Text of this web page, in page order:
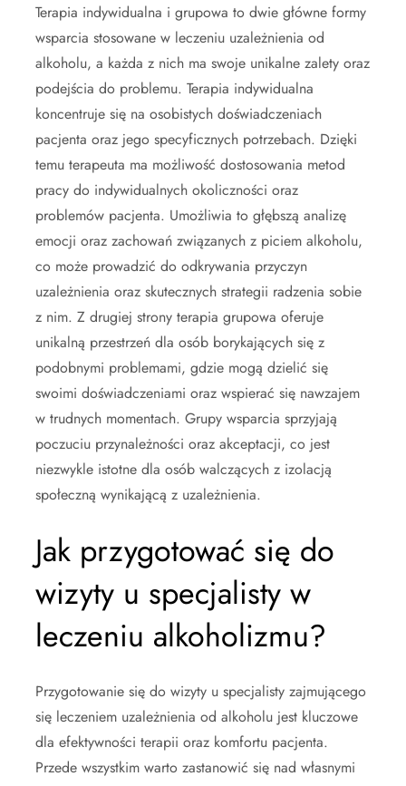
Terapia indywidualna i grupowa to dwie główne formy
wsparcia stosowane w leczeniu uzależnienia od
alkoholu, a każda z nich ma swoje unikalne zalety oraz
podejścia do problemu. Terapia indywidualna
koncentruje się na osobistych doświadczeniach
pacjenta oraz jego specyficznych potrzebach. Dzięki
temu terapeuta ma możliwość dostosowania metod
pracy do indywidualnych okoliczności oraz
problemów pacjenta. Umożliwia to głębszą analizę
emocji oraz zachowań związanych z piciem alkoholu,
co może prowadzić do odkrywania przyczyn
uzależnienia oraz skutecznych strategii radzenia sobie
z nim. Z drugiej strony terapia grupowa oferuje
unikalną przestrzeń dla osób borykających się z
podobnymi problemami, gdzie mogą dzielić się
swoimi doświadczeniami oraz wspierać się nawzajem
w trudnych momentach. Grupy wsparcia sprzyjają
poczuciu przynależności oraz akceptacji, co jest
niezwykle istotne dla osób walczących z izolacją
społeczną wynikającą z uzależnienia.
Jak przygotować się do
wizyty u specjalisty w
leczeniu alkoholizmu?
Przygotowanie się do wizyty u specjalisty zajmującego
się leczeniem uzależnienia od alkoholu jest kluczowe
dla efektywności terapii oraz komfortu pacjenta.
Przede wszystkim warto zastanowić się nad własnymi